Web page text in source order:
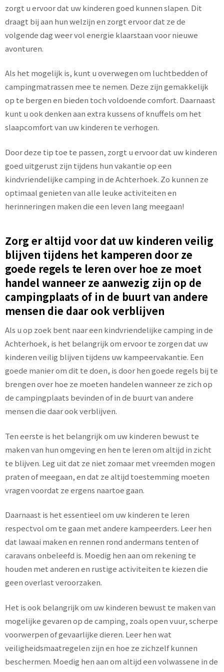
zorgt u ervoor dat uw kinderen goed kunnen slapen. Dit
draagt bij aan hun welzijn en zorgt ervoor dat ze de
volgende dag weer vol energie klaarstaan voor nieuwe
avonturen.
Als het mogelijk is, kunt u overwegen om luchtbedden of
campingmatrassen mee te nemen. Deze zijn gemakkelijk
op te bergen en bieden toch voldoende comfort. Daarnaast
kunt u ook denken aan extra kussens of knuffels om het
slaapcomfort van uw kinderen te verhogen.
Door deze tip toe te passen, zorgt u ervoor dat uw kinderen
goed uitgerust zijn tijdens hun vakantie op een
kindvriendelijke camping in de Achterhoek. Zo kunnen ze
optimaal genieten van alle leuke activiteiten en
herinneringen maken die een leven lang meegaan!
Zorg er altijd voor dat uw kinderen veilig
blijven tijdens het kamperen door ze
goede regels te leren over hoe ze moet
handel wanneer ze aanwezig zijn op de
campingplaats of in de buurt van andere
mensen die daar ook verblijven
Als u op zoek bent naar een kindvriendelijke camping in de
Achterhoek, is het belangrijk om ervoor te zorgen dat uw
kinderen veilig blijven tijdens uw kampeervakantie. Een
goede manier om dit te doen, is door hen goede regels bij te
brengen over hoe ze moeten handelen wanneer ze zich op
de campingplaats bevinden of in de buurt van andere
mensen die daar ook verblijven.
Ten eerste is het belangrijk om uw kinderen bewust te
maken van hun omgeving en hen te leren om altijd in zicht
te blijven. Leg uit dat ze niet zomaar met vreemden mogen
praten of meegaan, en dat ze altijd toestemming moeten
vragen voordat ze ergens naartoe gaan.
Daarnaast is het essentieel om uw kinderen te leren
respectvol om te gaan met andere kampeerders. Leer hen
dat lawaai maken en rennen rond andermans tenten of
caravans onbeleefd is. Moedig hen aan om rekening te
houden met anderen en rustige activiteiten te kiezen die
geen overlast veroorzaken.
Het is ook belangrijk om uw kinderen bewust te maken van
mogelijke gevaren op de camping, zoals open vuur, scherpe
voorwerpen of gevaarlijke dieren. Leer hen wat
veiligheidsmaatregelen zijn en hoe ze zichzelf kunnen
beschermen. Moedig hen aan om altijd een volwassene in de